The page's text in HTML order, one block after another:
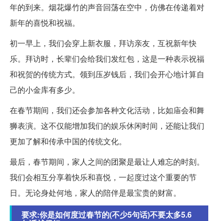
年的到来。烟花爆竹的声音回荡在空中，仿佛在传递着对
新年的喜悦和祝福。
初一早上，我们会穿上新衣服，拜访亲友，互祝新年快
乐。拜访时，长辈们会给我们发红包，这是一种表示祝福
和祝贺的传统方式。领到压岁钱后，我们会开心地计算自
己的小金库有多少。
在春节期间，我们还会参加各种文化活动，比如庙会和舞
狮表演。这不仅能增加我们的娱乐休闲时间，还能让我们
更加了解和传承中国的传统文化。
最后，春节期间，家人之间的团聚是最让人难忘的时刻。
我们会相互分享着快乐和喜悦，一起度过这个重要的节
日。无论身处何地，家人的陪伴是最宝贵的财富。
要求:你是如何度过春节的(不少5句话)不要太多5.6